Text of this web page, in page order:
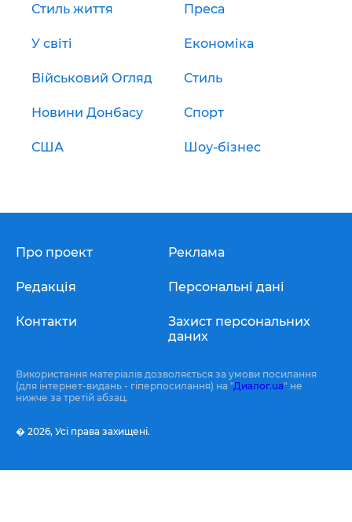
Стиль життя Преса
У світі Економіка
Військовий Огляд Стиль
Новини Донбасу Спорт
США Шоу-бізнес
Про проект
Редакція
Контакти
Реклама
Персональні дані
Захист персональних
даних
Використання матеріалів дозволяється за умови посилання
(для інтернет-видань - гіперпосилання) на "Диалог.ua" не
нижче за третій абзац.
� 2026, Усі права захищені.